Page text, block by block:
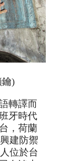
)
轉譯而
牙時代
，荷蘭
建防禦
位於台